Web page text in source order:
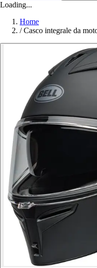
Loading...
Home
/ Casco integrale da